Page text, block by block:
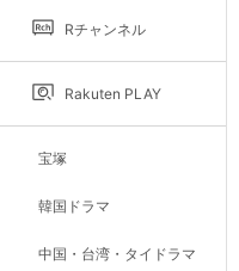
Rチャンネル
Rakuten PLAY
宝塚
韓国ドラマ
中国・台湾・タイドラマ